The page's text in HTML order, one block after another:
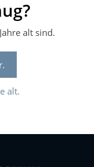
alt sind.
alt.